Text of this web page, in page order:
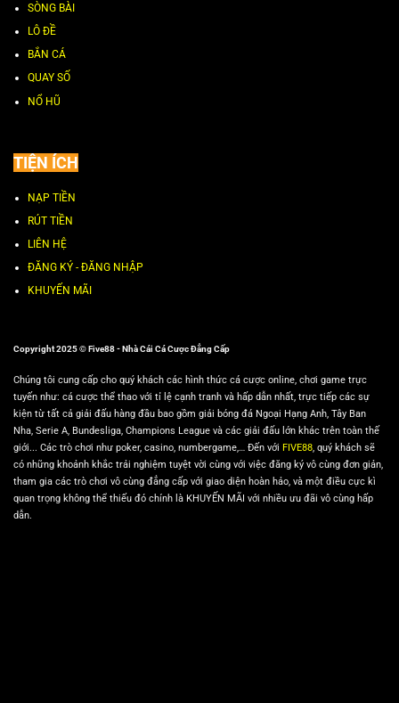
SÒNG BÀI
LÔ ĐỀ
BẮN CÁ
QUAY SỐ
NỔ HŨ
TIỆN ÍCH
NẠP TIỀN
RÚT TIỀN
LIÊN HỆ
ĐĂNG KÝ - ĐĂNG NHẬP
KHUYẾN MÃI
Copyright 2025 © Five88 - Nhà Cái Cá Cược Đẳng Cấp
Chúng tôi cung cấp cho quý khách các hình thức cá cược online, chơi game trực
tuyến như: cá cược thể thao với tỉ lệ cạnh tranh và hấp dẫn nhất, trực tiếp các sự
kiện từ tất cả giải đấu hàng đầu bao gồm giải bóng đá Ngoại Hạng Anh, Tây Ban
Nha, Serie A, Bundesliga, Champions League và các giải đấu lớn khác trên toàn thế
giới... Các trò chơi như poker, casino, numbergame,… Đến với FIVE88, quý khách sẽ
có những khoảnh khắc trải nghiệm tuyệt vời cùng với việc đăng ký vô cùng đơn giản,
tham gia các trò chơi vô cùng đẳng cấp với giao diện hoàn hảo, và một điều cực kì
quan trọng không thể thiếu đó chính là KHUYẾN MÃI với nhiều ưu đãi vô cùng hấp
dẫn.